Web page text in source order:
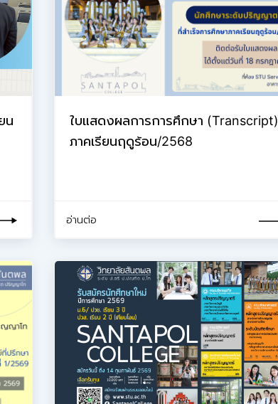
น
ใบแสดงผลการการศึกษา (Transcript)
ภาคเรียนฤดูร้อน/2568
อ่านต่อ